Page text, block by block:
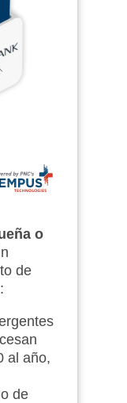
o
de
:
al año,
de